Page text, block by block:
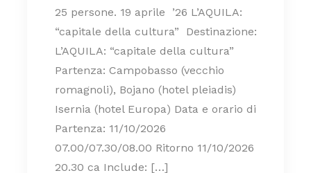
25 persone. 19 aprile ’26 L’AQUILA:
“capitale della cultura” Destinazione:
L’AQUILA: “capitale della cultura”
Partenza: Campobasso (vecchio
romagnoli), Bojano (hotel pleiadis)
Isernia (hotel Europa) Data e orario di
Partenza: 11/10/2026
07.00/07.30/08.00 Ritorno 11/10/2026
20.30 ca Include: […]